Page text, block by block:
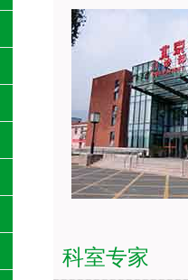
科室专家